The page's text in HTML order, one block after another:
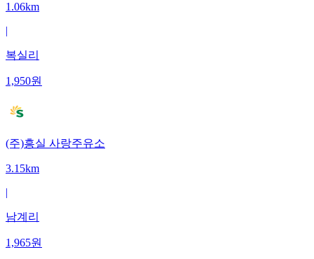
1.06km
|
복실리
1,950원
(주)흥실 사랑주유소
3.15km
|
남계리
1,965원